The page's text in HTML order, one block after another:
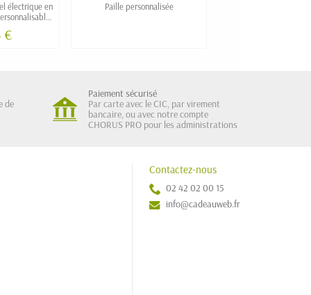
électrique en
€
Paille personnalisée
de
Paiement sécurisé
Par carte avec le CIC, par virement
bancaire, ou avec notre compte
CHORUS PRO pour les administrations
Contactez-nous
02 42 02 00 15
info@cadeauweb.fr